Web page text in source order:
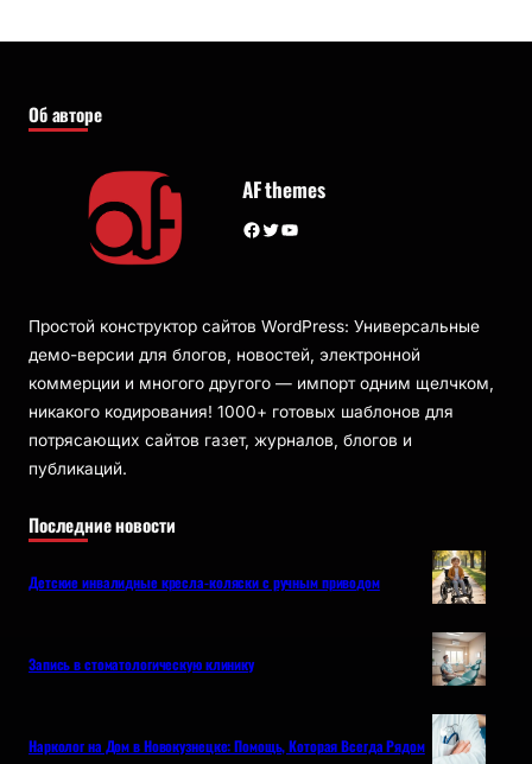
к
Об авторе
AF themes
Facebook Twitter YouTube
Простой конструктор сайтов WordPress: Универсальные
демо-версии для блогов, новостей, электронной
коммерции и многого другого — импорт одним щелчком,
никакого кодирования! 1000+ готовых шаблонов для
потрясающих сайтов газет, журналов, блогов и
публикаций.
Последние новости
Детские инвалидные кресла-коляски с ручным приводом
Запись в стоматологическую клинику
Нарколог на Дом в Новокузнецке: Помощь, Которая Всегда Рядом